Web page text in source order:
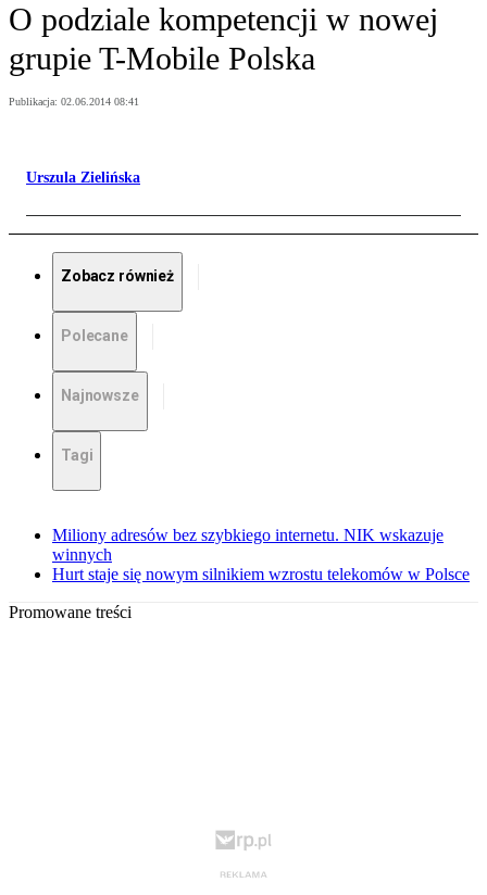
O podziale kompetencji w nowej
grupie T-Mobile Polska
Publikacja: 02.06.2014 08:41
Urszula Zielińska
Zobacz również
Polecane
Najnowsze
Tagi
Miliony adresów bez szybkiego internetu. NIK wskazuje
winnych
Hurt staje się nowym silnikiem wzrostu telekomów w Polsce
Promowane treści